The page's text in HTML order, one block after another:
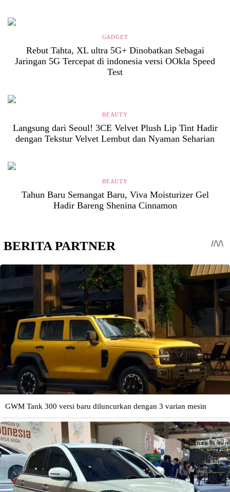
GADGET
Rebut Tahta, XL ultra 5G+ Dinobatkan Sebagai
Jaringan 5G Tercepat di indonesia versi OOkla Speed
Test
BEAUTY
Langsung dari Seoul! 3CE Velvet Plush Lip Tint Hadir
dengan Tekstur Velvet Lembut dan Nyaman Seharian
BEAUTY
Tahun Baru Semangat Baru, Viva Moisturizer Gel
Hadir Bareng Shenina Cinnamon